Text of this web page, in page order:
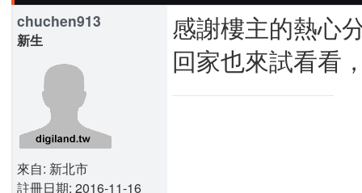
chuchen913
新生
來自: 新北市
註冊日期: 2016-11-16
感謝樓主的熱心
回家也來試看看